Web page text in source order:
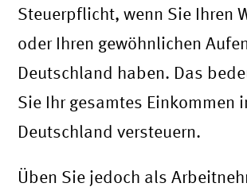
Steuerpflicht, wenn Sie Ihren
oder Ihren gewöhnlichen
Deutschland haben. Das
Sie Ihr gesamtes Einkommen
Deutschland versteuern.
Üben Sie jedoch als